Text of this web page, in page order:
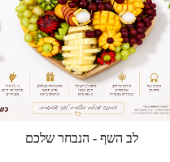
לב השף - הנבחר שלכם